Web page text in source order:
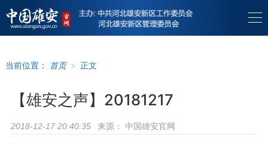
当前位置： 首页 > 正文
【雄安之声】20181217
2018-12-17 20:40:35 来源： 中国雄安官网